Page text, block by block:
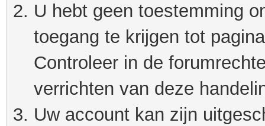
U hebt geen toestemming
toegang te krijgen tot
Controleer in de
verrichten van deze
Uw account kan zijn